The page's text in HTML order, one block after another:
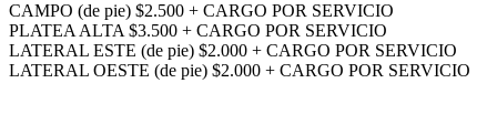
CAMPO (de pie) $2.500 + CARGO POR SERVICIO
PLATEA ALTA$3.500 + CARGO POR SERVICIO
LATERAL ESTE (de pie) $2.000 + CARGO POR SERVICIO
LATERAL OESTE (de pie) $2.000 + CARGO POR SERVICIO